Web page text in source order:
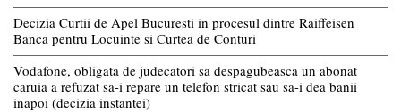
Decizia Curtii de Apel Bucuresti in procesul dintre Raiffeisen
Banca pentru Locuinte si Curtea de Conturi
Vodafone, obligata de judecatori sa despagubeasca un abonat
caruia a refuzat sa-i repare un telefon stricat sau sa-i dea banii
inapoi (decizia instantei)